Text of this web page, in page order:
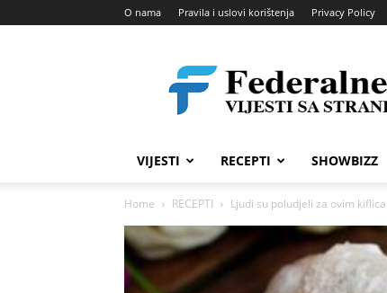
O nama Pravila i uslovi korištenja Privacy Policy
vijesti
VIJESTI RECEPTI SHOWBIZZ
Home RECEPTI Ljudi su poludjeli za ovim